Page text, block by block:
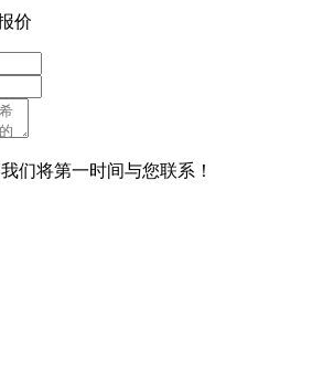
价
们将第一时间与您联系！